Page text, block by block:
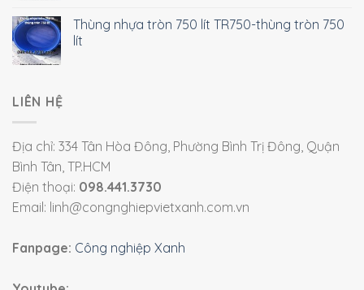
Thùng nhựa tròn 750 lít TR750-thùng tròn 750
lít
LIÊN HỆ
Địa chỉ: 334 Tân Hòa Đông, Phường Bình Trị Đông, Quận
Bình Tân, TP.HCM
Điện thoại: 098.441.3730
Email: linh@congnghiepvietxanh.com.vn
Fanpage: Công nghiệp Xanh